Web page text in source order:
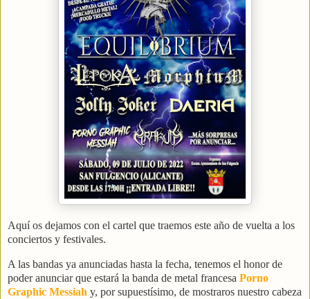
Aquí os dejamos con el cartel que traemos este año de vuelta a los
conciertos y festivales.
A las bandas ya anunciadas hasta la fecha, tenemos el honor de
poder anunciar que estará la banda de metal francesa Porno
Graphic Messiah y, por supuestísimo, de mostraros nuestro cabeza